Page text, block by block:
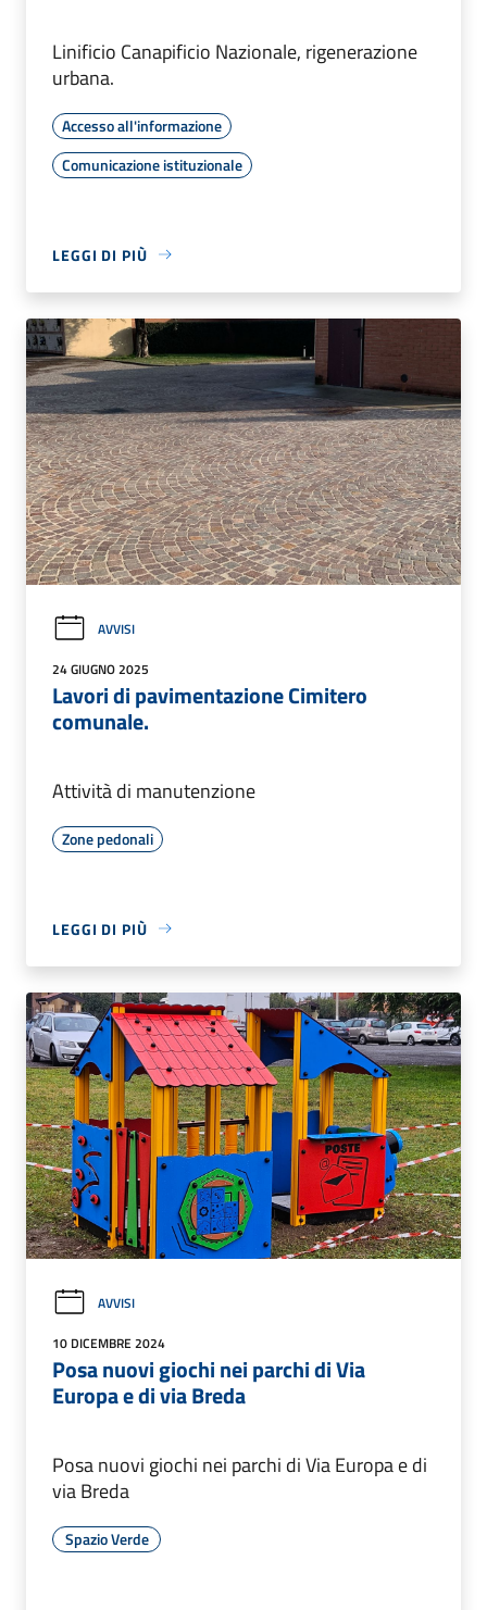
Linificio Canapificio Nazionale, rigenerazione
urbana.
Accesso all'informazione
Comunicazione istituzionale
LEGGI DI PIÙ
AVVISI
24 GIUGNO 2025
Lavori di pavimentazione Cimitero
comunale.
Attività di manutenzione
Zone pedonali
LEGGI DI PIÙ
AVVISI
10 DICEMBRE 2024
Posa nuovi giochi nei parchi di Via
Europa e di via Breda
Posa nuovi giochi nei parchi di Via Europa e di
via Breda
Spazio Verde